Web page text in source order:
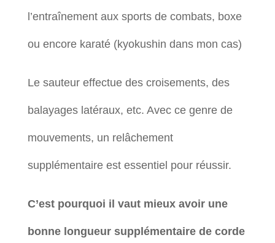
l’entraînement aux sports de combats, boxe
ou encore karaté (kyokushin dans mon cas)
Le sauteur effectue des croisements, des
balayages latéraux, etc. Avec ce genre de
mouvements, un relâchement
supplémentaire est essentiel pour réussir.
C’est pourquoi il vaut mieux avoir une
bonne longueur supplémentaire de corde